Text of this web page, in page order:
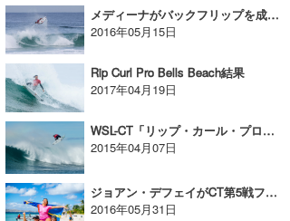
メディーナがバックフリップを成功させて10。ウィルコまさかのR2敗退。WSL-Oiリオ・プロ
2016年05月15日
Rip Curl Pro Bells Beach結果
2017年04月19日
WSL-CT「リップ・カール・プロ・ベルズ・ビーチ」はメンズR4とウイメンズR3まで完了。
2015年04月07日
ジョアン・デフェイがCT第5戦フィジー・ウイメンズプロ優勝。ベサニー・ハミルトン3位の快挙
2016年05月31日